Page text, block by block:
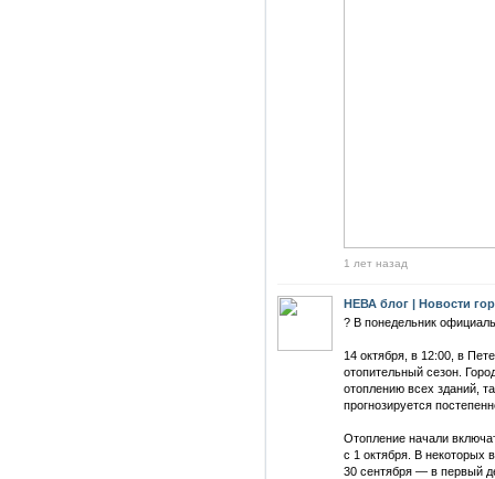
1 лет назад
НЕВА блог | Новости
? В понедельник
14 октября, в 12:00, в
отопительный сезон.
отоплению всех зданий,
прогнозируется
Отопление начали
с 1 октября. В некоторых
30 сентября — в первый